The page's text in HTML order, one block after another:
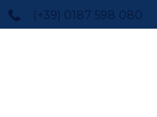
(+39) 0187 598 080